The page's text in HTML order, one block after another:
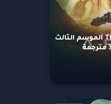
مسلسل The Ark الموسم الثالث